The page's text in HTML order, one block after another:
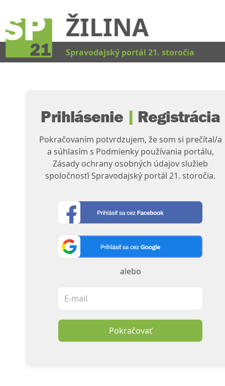
ŽILINA
Spravodajský portál 21. storočia
Prihlásenie | Registrácia
Pokračovaním potvrdzujem, že som si prečítal/a
a súhlasím s Podmienky používania portálu,
Zásady ochrany osobných údajov služieb
spoločnosťi Spravodajský portál 21. storočia.
alebo
Pokračovať